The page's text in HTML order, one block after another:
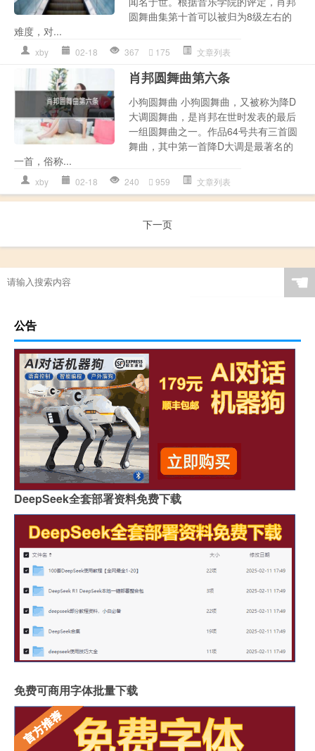
圆舞曲集第十首可以被归为8级左右的
难度，对...
xby 02-18 367 175 文章列表
肖邦圆舞曲第六条
小狗圆舞曲 小狗圆舞曲，又被称为降D
大调圆舞曲，是肖邦在世时发表的最后
一组圆舞曲之一。作品64号共有三首圆
舞曲，其中第一首降D大调是最著名的
一首，俗称...
xby 02-18 240 959 文章列表
下一页
☚
公告
DeepSeek全套部署资料免费下载
免费可商用字体批量下载